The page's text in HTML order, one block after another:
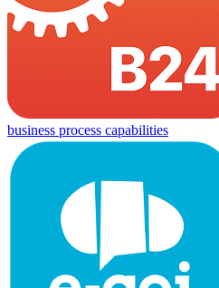
business process capabilities